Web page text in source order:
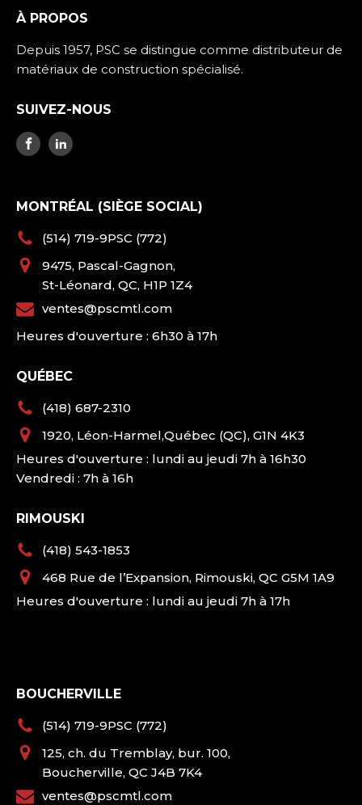
À PROPOS
Depuis 1957, PSC se distingue comme distributeur de
matériaux de construction spécialisé.
SUIVEZ-NOUS
MONTRÉAL (SIÈGE SOCIAL)
(514) 719-9PSC (772)
9475, Pascal-Gagnon,
St-Léonard, QC, H1P 1Z4
ventes@pscmtl.com
Heures d'ouverture : 6h30 à 17h
QUÉBEC
(418) 687-2310
1920, Léon-Harmel,Québec (QC), G1N 4K3
Heures d'ouverture : lundi au jeudi 7h à 16h30
Vendredi : 7h à 16h
RIMOUSKI
(418) 543-1853
468 Rue de l’Expansion, Rimouski, QC G5M 1A9
Heures d'ouverture : lundi au jeudi 7h à 17h
BOUCHERVILLE
(514) 719-9PSC (772)
125, ch. du Tremblay, bur. 100,
Boucherville, QC J4B 7K4
ventes@pscmtl.com